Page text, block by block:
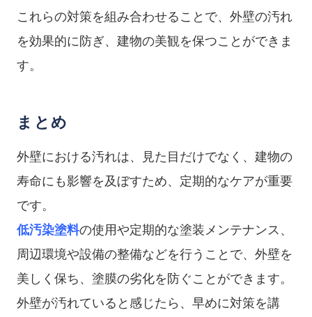
これらの対策を組み合わせることで、外壁の汚れ
を効果的に防ぎ、建物の美観を保つことができま
す。
まとめ
外壁における汚れは、見た目だけでなく、建物の
寿命にも影響を及ぼすため、定期的なケアが重要
です。
低汚染塗料の使用や定期的な塗装メンテナンス、
周辺環境や設備の整備などを行うことで、外壁を
美しく保ち、塗膜の劣化を防ぐことができます。
外壁が汚れていると感じたら、早めに対策を講